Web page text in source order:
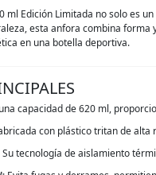
ml Edición Limitada no solo es
esta anfora combina
en una botella deportiva.
capacidad de 620 ml,
con plástico tritan de
Su tecnología de aislamiento